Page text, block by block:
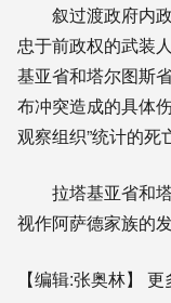
叙过渡政府内政
忠于前政权的武装
基亚省和塔尔图斯
布冲突造成的具体
观察组织”统计的死
拉塔基亚省和塔
视作阿萨德家族的
【编辑:张奥林】 更